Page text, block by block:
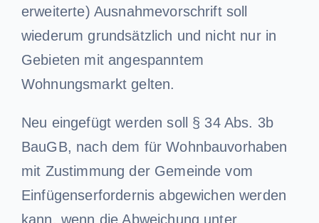
erweiterte) Ausnahmevorschrift soll
wiederum grundsätzlich und nicht nur in
Gebieten mit angespanntem
Wohnungsmarkt gelten.
Neu eingefügt werden soll § 34 Abs. 3b
BauGB, nach dem für Wohnbauvorhaben
mit Zustimmung der Gemeinde vom
Einfügenserfordernis abgewichen werden
kann, wenn die Abweichung unter